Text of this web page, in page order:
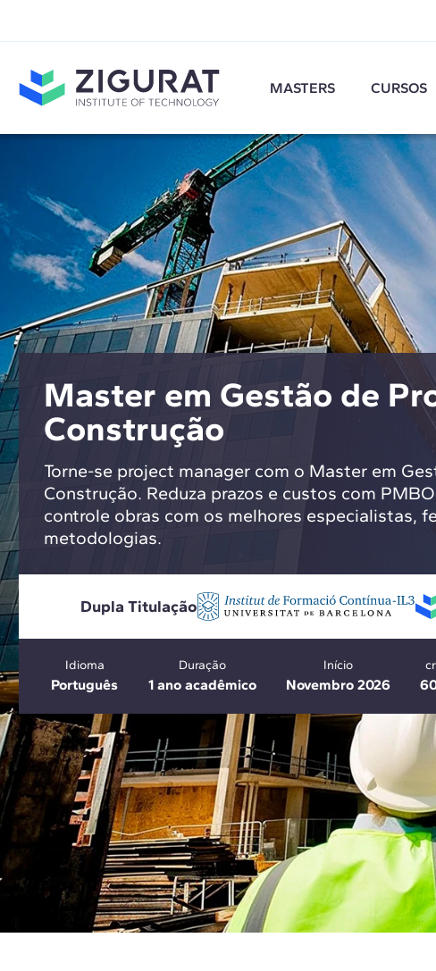
MASTERS CURSOS
Master em Gestão de
Construção
Torne-se project manager com o Master em
Construção. Reduza prazos e custos com
controle obras com os melhores especialistas,
metodologias.
Dupla Titulação
Idioma
Português
Duração
1 ano acadêmico
Início
Novembro 2026